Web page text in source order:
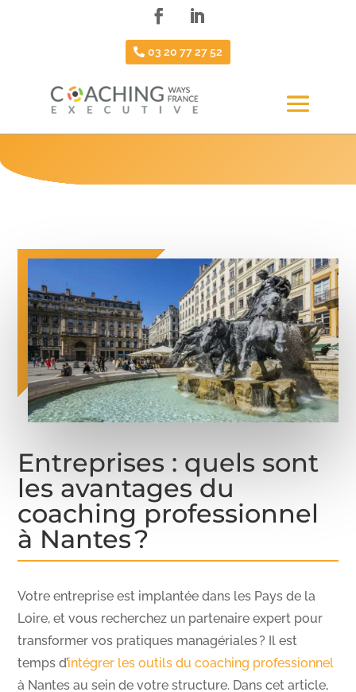
03 20 77 27 52
Entreprises : quels sont
les avantages du
coaching professionnel
à Nantes ?
Votre entreprise est implantée dans les Pays de la
Loire, et vous recherchez un partenaire expert pour
transformer vos pratiques managériales ? Il est
temps d’intégrer les outils du coaching professionnel
à Nantes au sein de votre structure. Dans cet article,